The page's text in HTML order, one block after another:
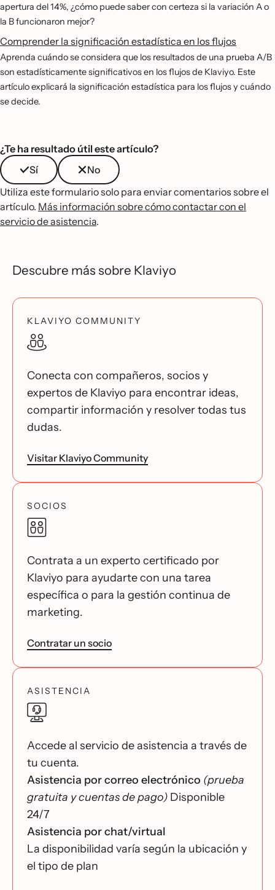
apertura del 14%, ¿cómo puede saber con certeza si la variación A o
la B funcionaron mejor?
Comprender la significación estadística en los flujos
Aprenda cuándo se considera que los resultados de una prueba A/B
son estadísticamente significativos en los flujos de Klaviyo. Este
artículo explicará la significación estadística para los flujos y cuándo
se decide.
¿Te ha resultado útil este artículo?
Sí
No
Utiliza este formulario solo para enviar comentarios sobre el
artículo. Más información sobre cómo contactar con el
servicio de asistencia.
Descubre más sobre Klaviyo
KLAVIYO COMMUNITY
Conecta con compañeros, socios y
expertos de Klaviyo para encontrar ideas,
compartir información y resolver todas tus
dudas.
Visitar Klaviyo Community
SOCIOS
Contrata a un experto certificado por
Klaviyo para ayudarte con una tarea
específica o para la gestión continua de
marketing.
Contratar un socio
ASISTENCIA
Accede al servicio de asistencia a través de
tu cuenta.
Asistencia por correo electrónico (prueba
gratuita y cuentas de pago) Disponible
24/7
Asistencia por chat/virtual
La disponibilidad varía según la ubicación y
el tipo de plan